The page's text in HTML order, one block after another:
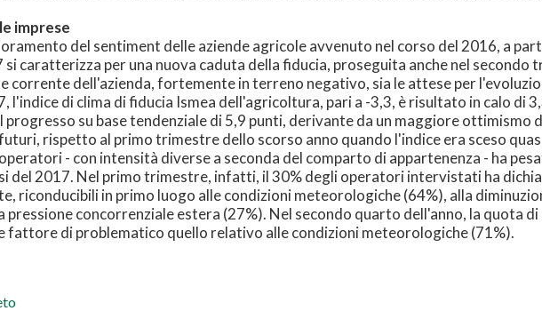
imprese
del sentiment delle aziende agricole avvenuto nel corso del 2016, a
caratterizza per una nuova caduta della fiducia, proseguita anche nel
corrente dell'azienda, fortemente in terreno negativo, sia le attese per
l'indice di clima di fiducia Ismea dell'agricoltura, pari a -3,3, è risultato in calo di
su base tendenziale di 5,9 punti, derivante da un maggiore
rispetto al primo trimestre dello scorso anno quando l'indice era sceso
- con intensità diverse a seconda del comparto di appartenenza - ha
del 2017. Nel primo trimestre, infatti, il 30% degli operatori intervistati ha
riconducibili in primo luogo alle condizioni meteorologiche (64%), alla
pressione concorrenziale estera (27%). Nel secondo quarto dell'anno, la quota
fattore di problematico quello relativo alle condizioni meteorologiche (71%).